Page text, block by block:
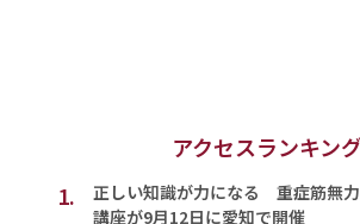
アクセスランキン
1.
正しい知識が力になる 重症筋無
講座が9月12日に愛知で開催